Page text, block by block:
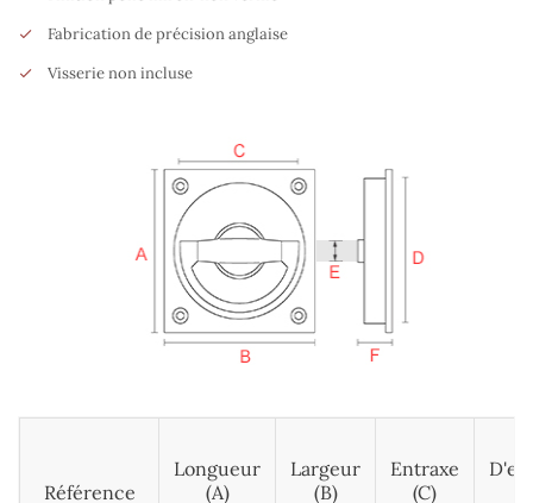
Fabrication de précision anglaise
Visserie non incluse
Référence
Longueur
(A)
Largeur
(B)
Entraxe
(c)